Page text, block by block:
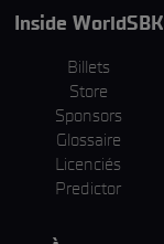
Inside WorldSBK
Billets
Store
Sponsors
Glossaire
Licenciés
Predictor